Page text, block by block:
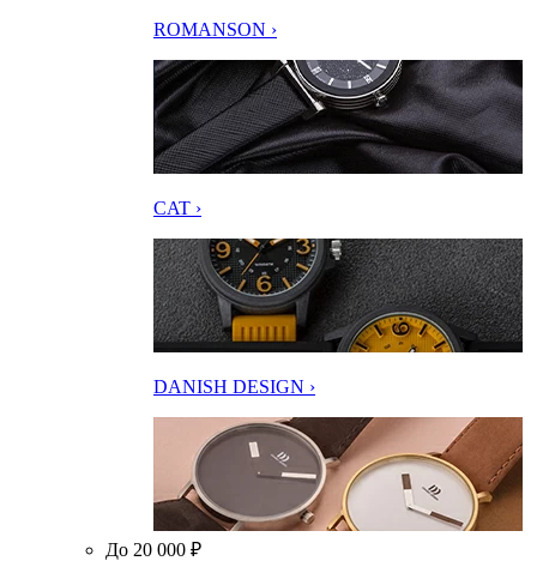
ROMANSON ›
CAT ›
DANISH DESIGN ›
До 20 000 ₽